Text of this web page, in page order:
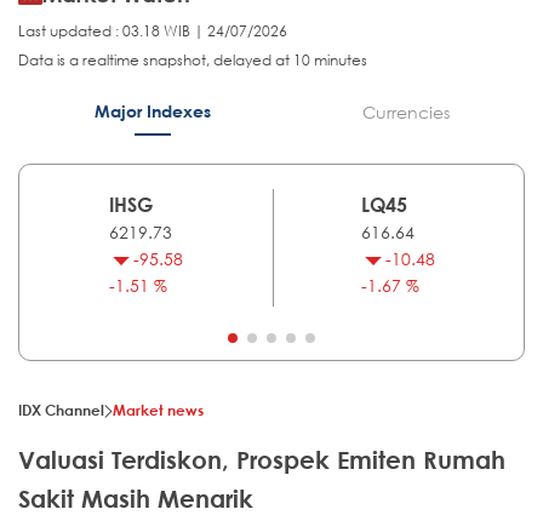
Last updated : 03.18 WIB | 24/07/2026
Data is a realtime snapshot, delayed at 10 minutes
Major Indexes Currencies
IHSG
6219.73
-95.58
-1.51 %
LQ45
616.64
-10.48
-1.67 %
IDX Channel Market news
Valuasi Terdiskon, Prospek Emiten Rumah
Sakit Masih Menarik